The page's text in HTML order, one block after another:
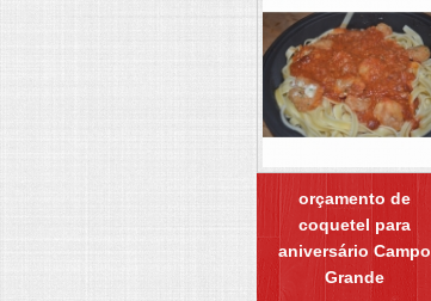
orçamento de
coquetel para
aniversário Campo
Grande